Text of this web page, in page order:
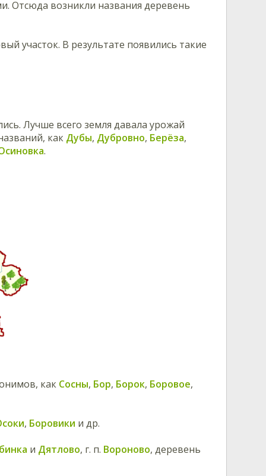
Отсюда возникли названия деревень
участок. В результате появились такие
Лучше всего земля давала урожай
как Дубы, Дубровно, Берёза,
.
как Сосны, Бор, Борок, Боровое,
, Боровики и др.
и Дятлово, г. п. Вороново, деревень